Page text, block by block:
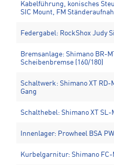
Kabelführung, konisches
SIC Mount, FM
Federgabel: RockShox Judy
Bremsanlage: Shimano BR-
Scheibenbremse (160/180)
Schaltwerk: Shimano XT RD-
Gang
Schalthebel: Shimano XT SL-
Innenlager: Prowheel BSA
Kurbelgarnitur: Shimano FC-